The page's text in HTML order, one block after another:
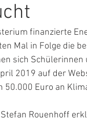
finanzierte
Mal in Folge die
sich
2019 auf der
50.000 Euro an
Rouenhoff